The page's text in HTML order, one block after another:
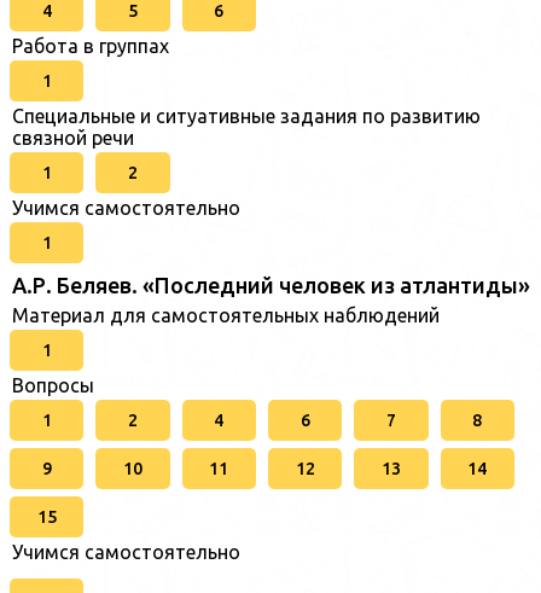
4 5 6
Работа в группах
1
Специальные и ситуативные задания по развитию
связной речи
1 2
Учимся самостоятельно
1
А.Р. Беляев. «Последний человек из атлантиды»
Материал для самостоятельных наблюдений
1
Вопросы
1 2 4 6 7 8
9 10 11 12 13 14
15
Учимся самостоятельно